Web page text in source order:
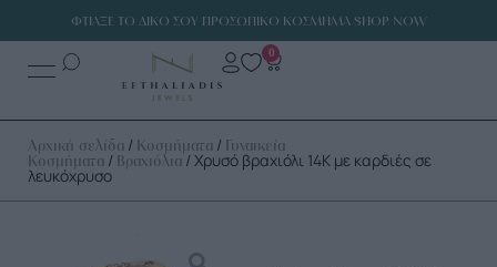
ΦΤΙΑΞΕ ΤΟ ΔΙΚΟ ΣΟΥ ΠΡΟΣΩΠΙΚΟ ΚΟΣΜΗΜΑ SHOP NOW
0
Αρχική σελίδα / Κοσμήματα / Γυναικεία
Κοσμήματα / Βραχιόλια / Χρυσό βραχιόλι 14Κ με καρδιές σε
λευκόχρυσο